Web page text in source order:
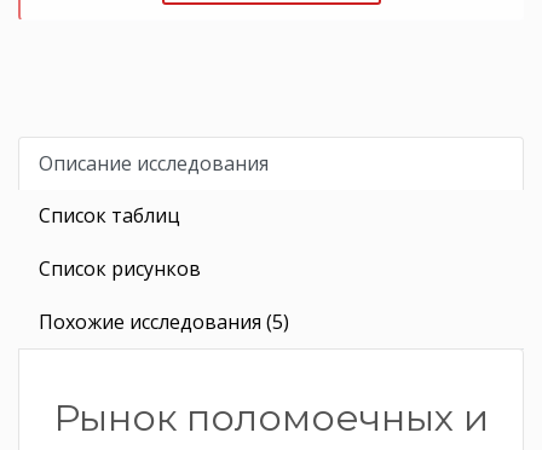
Описание исследования
Список таблиц
Список рисунков
Похожие исследования (5)
Рынок поломоечных и